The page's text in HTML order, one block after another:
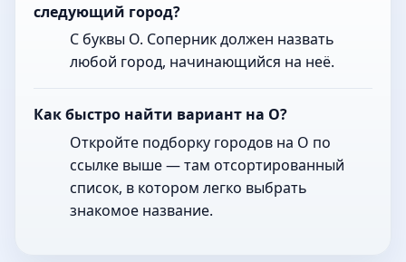
следующий город?
С буквы О. Соперник должен назвать
любой город, начинающийся на неё.
Как быстро найти вариант на О?
Откройте подборку городов на О по
ссылке выше — там отсортированный
список, в котором легко выбрать
знакомое название.